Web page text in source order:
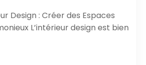
Design : Créer des Espaces
L’intérieur design est bien